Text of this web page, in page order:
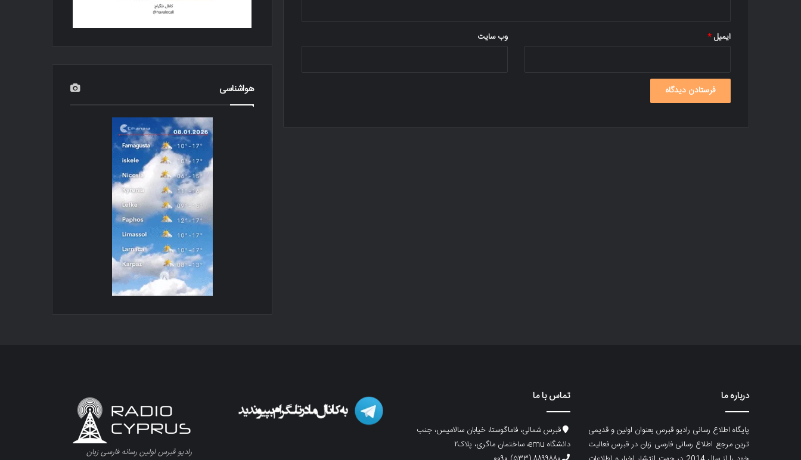
ایمیل* وب‌ سایت
هواشناسی
درباره ما
پایگاه اطلاع رسانی رادیو قبرس بعنوان اولین و قدیمی
ترین مرجع اطلاع رسانی فارسی زبان در قبرس فعالیت
تماس با ما
قبرس شمالی، فاماگوستا، خیابان سالامیس، جنب
دانشگاه emu، ساختمان ماگری، پلاک۲
رادیو قبرس اولین رسانه فارسی زبان